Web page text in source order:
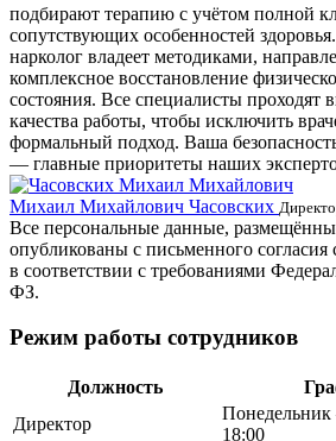
подбирают терапию с учётом полной
сопутствующих особенностей
нарколог владеет методиками,
комплексное восстановление
состояния. Все специалисты проходят
качества работы, чтобы исключить
формальный подход. Ваша
— главные приоритеты наших
Михаил Михайлович Часовских
Все персональные данные,
опубликованы с письменного согласия
в соответствии с требованиями
ФЗ.
Режим работы сотрудников
Должность
Директор
18:00